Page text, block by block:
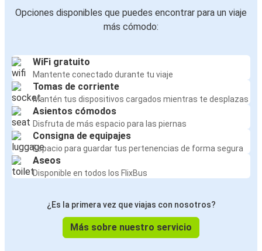
Opciones disponibles que puedes encontrar para un viaje
más cómodo:
WiFi gratuito
Mantente conectado durante tu viaje
Tomas de corriente
Mantén tus dispositivos cargados mientras te desplazas
Asientos cómodos
Disfruta de más espacio para las piernas
Consigna de equipajes
Espacio para guardar tus pertenencias de forma segura
Aseos
Disponible en todos los FlixBus
¿Es la primera vez que viajas con nosotros?
Más sobre nuestro servicio